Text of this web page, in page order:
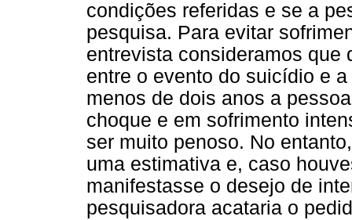
condições referidas e se a
pesquisa. Para evitar
entrevista consideramos que
entre o evento do suicídio e
menos de dois anos a
choque e em sofrimento
ser muito penoso. No
uma estimativa e, caso
manifestasse o desejo de
pesquisadora acataria o